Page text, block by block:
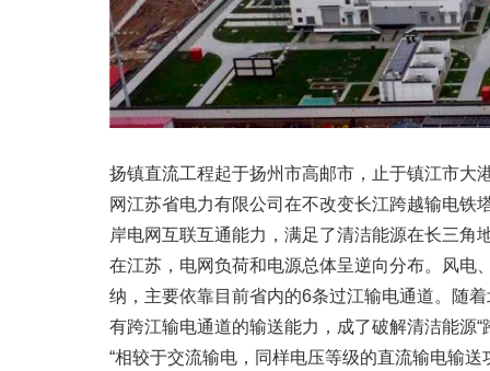
扬镇直流工程起于扬州市高邮市，止于镇江市大
网江苏省电力有限公司在不改变长江跨越输电
岸电网互联互通能力，满足了清洁能源在长三角
在江苏，电网负荷和电源总体呈逆向分布。风电
纳，主要依靠目前省内的6条过江输电通道。随
有跨江输电通道的输送能力，成了破解清洁能源“
“相较于交流输电，同样电压等级的直流输电输